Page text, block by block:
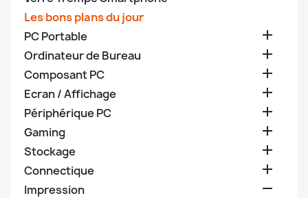
Les bons plans du jour
PC Portable

Ordinateur de Bureau 
Composant PC 
Ecran / Affichage 
Périphérique PC 
Gaming 
Stockage 
Connectique 
Impression 